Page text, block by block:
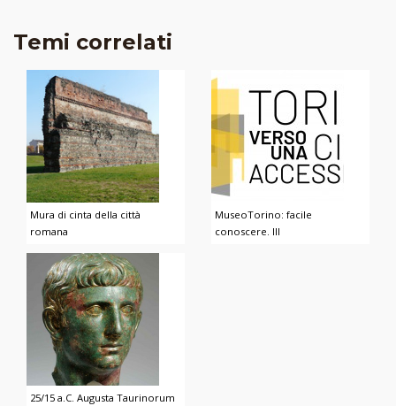
Temi correlati
Mura di cinta della città
romana
MuseoTorino: facile
conoscere. III
25/15 a.C. Augusta Taurinorum